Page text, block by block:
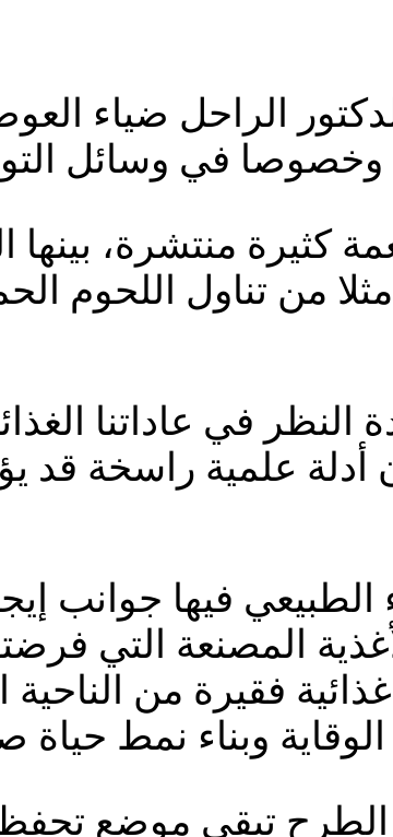
الراحل ضياء
، وخصوصا في وسائل
كثيرة منتشرة، بينها
مثلا من تناول اللحوم
النظر في عاداتنا
علمية راسخة قد
الطبيعي فيها جوانب
المصنعة التي
فقيرة من الناحية
وبناء نمط
الطرح تبقى موضع